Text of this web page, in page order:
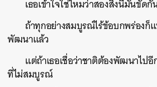
เธอเข้าใจใช่ไหมว่าสองสิ่งนี้มันขัดกั
ถ้าทุกอย่างสมบูรณ์ไร้ข้อบกพร่องก็
พัฒนาแล้ว
แต่ถ้าเธอเชื่อว่าชาติต้องพฒนาไปอี
ที่ไม่สมบูรณ์